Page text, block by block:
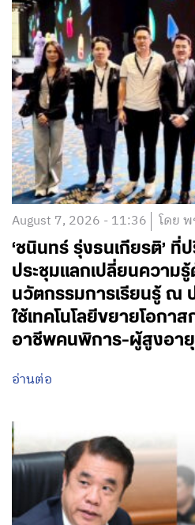
August 7, 2026 - 11:36 โดย
‘ชนินทร์ รุ่งธนเกียรติ’
ประชุมแลกเปลี่ยนความรู้
นวัตกรรมการเรียนรู้ ณ ป
ใช้เทคโนโลยีขยายโอกา
อาชีพคนพิการ-ผู้สูงอายุ
อ่านต่อ